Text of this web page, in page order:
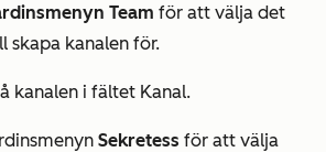
Team för att välja det
skapa kanalen för.
kanalen i fältet Kanal.
Sekretess för att välja